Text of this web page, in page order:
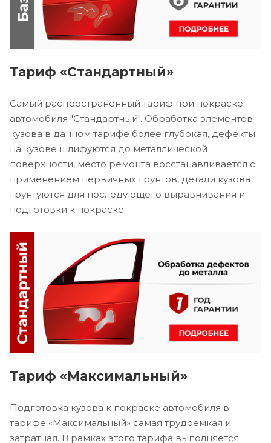
Тариф «Стандартный»
Самый распространенный тариф при покраске
автомобиля "Стандартный". Обработка элементов
кузова в данном тарифе более глубокая, дефекты
на кузове шлифуются до металлической
поверхности, место ремонта восстанавливается с
применением первичных грунтов, детали кузова
грунтуются для последующего выравнивания и
подготовки к покраске.
Тариф «Максимальный»
Подготовка кузова к покраске автомобиля в
тарифе «Максимальный» самая трудоемкая и
затратная. В рамках этого тарифа выполняется